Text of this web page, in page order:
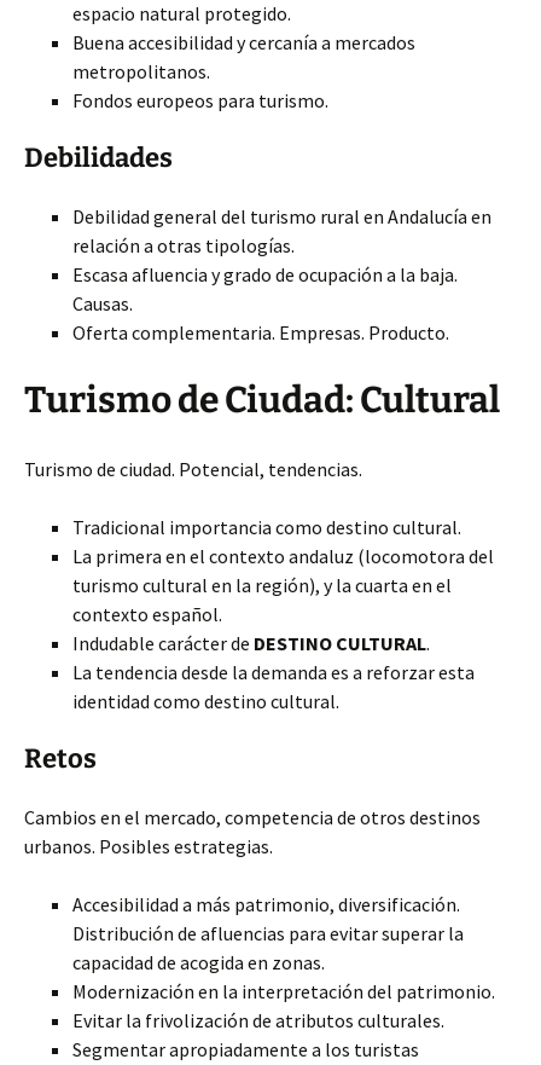
espacio natural protegido.
Buena accesibilidad y cercanía a mercados
metropolitanos.
Fondos europeos para turismo.
Debilidades
Debilidad general del turismo rural en Andalucía en
relación a otras tipologías.
Escasa afluencia y grado de ocupación a la baja.
Causas.
Oferta complementaria. Empresas. Producto.
Turismo de Ciudad: Cultural
Turismo de ciudad. Potencial, tendencias.
Tradicional importancia como destino cultural.
La primera en el contexto andaluz (locomotora del
turismo cultural en la región), y la cuarta en el
contexto español.
Indudable carácter de DESTINO CULTURAL.
La tendencia desde la demanda es a reforzar esta
identidad como destino cultural.
Retos
Cambios en el mercado, competencia de otros destinos
urbanos. Posibles estrategias.
Accesibilidad a más patrimonio, diversificación.
Distribución de afluencias para evitar superar la
capacidad de acogida en zonas.
Modernización en la interpretación del patrimonio.
Evitar la frivolización de atributos culturales.
Segmentar apropiadamente a los turistas